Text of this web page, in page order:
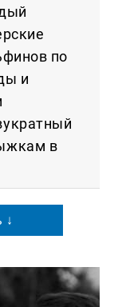
по
и
в
↓